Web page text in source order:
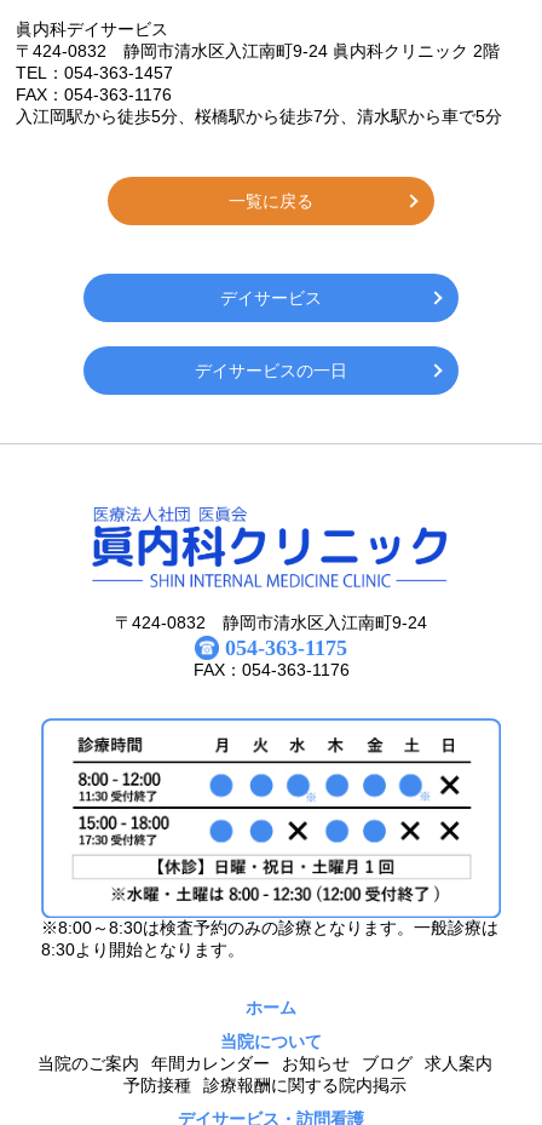
眞内科デイサービス
〒424-0832 静岡市清水区入江南町9-24 眞内科クリニック 2階
TEL：054-363-1457
FAX：054-363-1176
入江岡駅から徒歩5分、桜橋駅から徒歩7分、清水駅から車で5分
一覧に戻る
デイサービス
デイサービスの一日
〒424-0832 静岡市清水区入江南町9-24
054-363-1175
FAX：054-363-1176
※8:00～8:30は検査予約のみの診療となります。一般診療は
8:30より開始となります。
ホーム
当院について
当院のご案内
年間カレンダー お知らせ ブログ
求人案内
予防接種
診療報酬に関する院内掲示
デイサービス・訪問看護